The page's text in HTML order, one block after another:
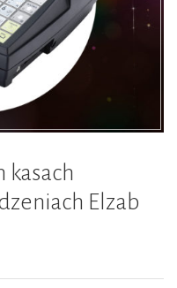
kasach
Elzab